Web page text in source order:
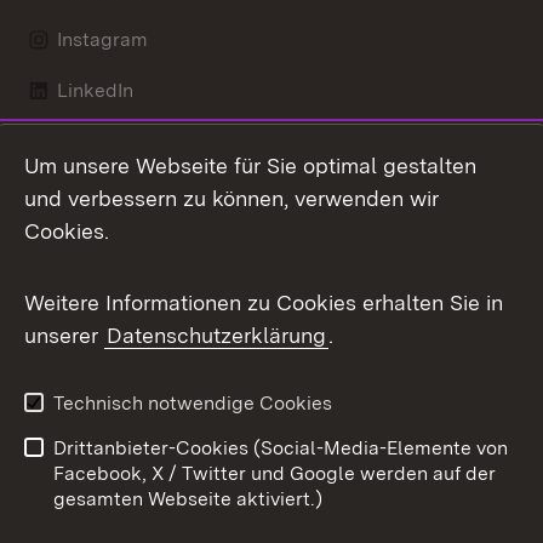
Instagram
LinkedIn
X / Twitter
Youtube
Kontakt
Datenschutz
Barrierefreiheit
Impressum
Cookies
Um unsere Webseite für Sie optimal gestalten
und verbessern zu können, verwenden wir
Cookies.
Weitere Informationen zu Cookies erhalten Sie in
unserer Datenschutzerklärung.
Technisch notwendige Cookies
Drittanbieter-Cookies (Social-Media-Elemente von
Facebook, X / Twitter und Google werden auf der
gesamten Webseite aktiviert.)